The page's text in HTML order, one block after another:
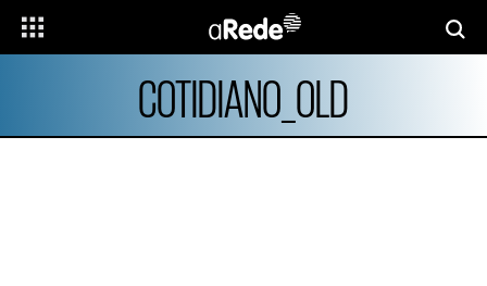
COTIDIANO_OLD